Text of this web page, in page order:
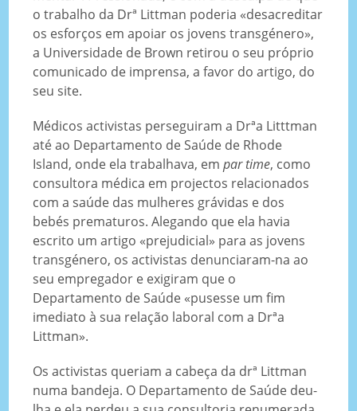
o trabalho da Drª Littman poderia «desacreditar
os esforços em apoiar os jovens transgénero»,
a Universidade de Brown retirou o seu próprio
comunicado de imprensa, a favor do artigo, do
seu site.
Médicos activistas perseguiram a Drªa Litttman
até ao Departamento de Saúde de Rhode
Island, onde ela trabalhava, empar time, como
consultora médica em projectos relacionados
com a saúde das mulheres grávidas e dos
bebés prematuros. Alegando que ela havia
escrito um artigo «prejudicial» para as jovens
transgénero, os activistas denunciaram-na ao
seu empregador e exigiram que o
Departamento de Saúde «pusesse um fim
imediato à sua relação laboral com a Drªa
Littman».
Os activistas queriam a cabeça da drª Littman
numa bandeja. O Departamento de Saúde deu-